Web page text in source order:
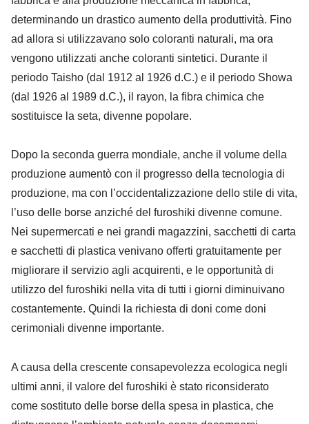
determinando un drastico aumento della produttività. Fino
ad allora si utilizzavano solo coloranti naturali, ma ora
vengono utilizzati anche coloranti sintetici. Durante il
periodo Taisho (dal 1912 al 1926 d.C.) e il periodo Showa
(dal 1926 al 1989 d.C.), il rayon, la fibra chimica che
sostituisce la seta, divenne popolare.
Dopo la seconda guerra mondiale, anche il volume della
produzione aumentò con il progresso della tecnologia di
produzione, ma con l’occidentalizzazione dello stile di vita,
l’uso delle borse anziché del furoshiki divenne comune.
Nei supermercati e nei grandi magazzini, sacchetti di carta
e sacchetti di plastica venivano offerti gratuitamente per
migliorare il servizio agli acquirenti, e le opportunità di
utilizzo del furoshiki nella vita di tutti i giorni diminuivano
costantemente. Quindi la richiesta di doni come doni
cerimoniali divenne importante.
A causa della crescente consapevolezza ecologica negli
ultimi anni, il valore del furoshiki è stato riconsiderato
come sostituto delle borse della spesa in plastica, che